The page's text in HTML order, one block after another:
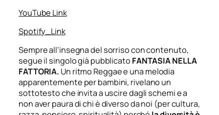
YouTube Link
Spotify_Link
Sempre all’insegna del sorriso con contenuto,
segue il singolo già pubblicato FANTASIA NELLA
FATTORIA. Un ritmo Reggae e una melodia
apparentemente per bambini, rivelano un
sottotesto che invita a uscire dagli schemi e a
non aver paura di chi è diverso da noi (per cultura,